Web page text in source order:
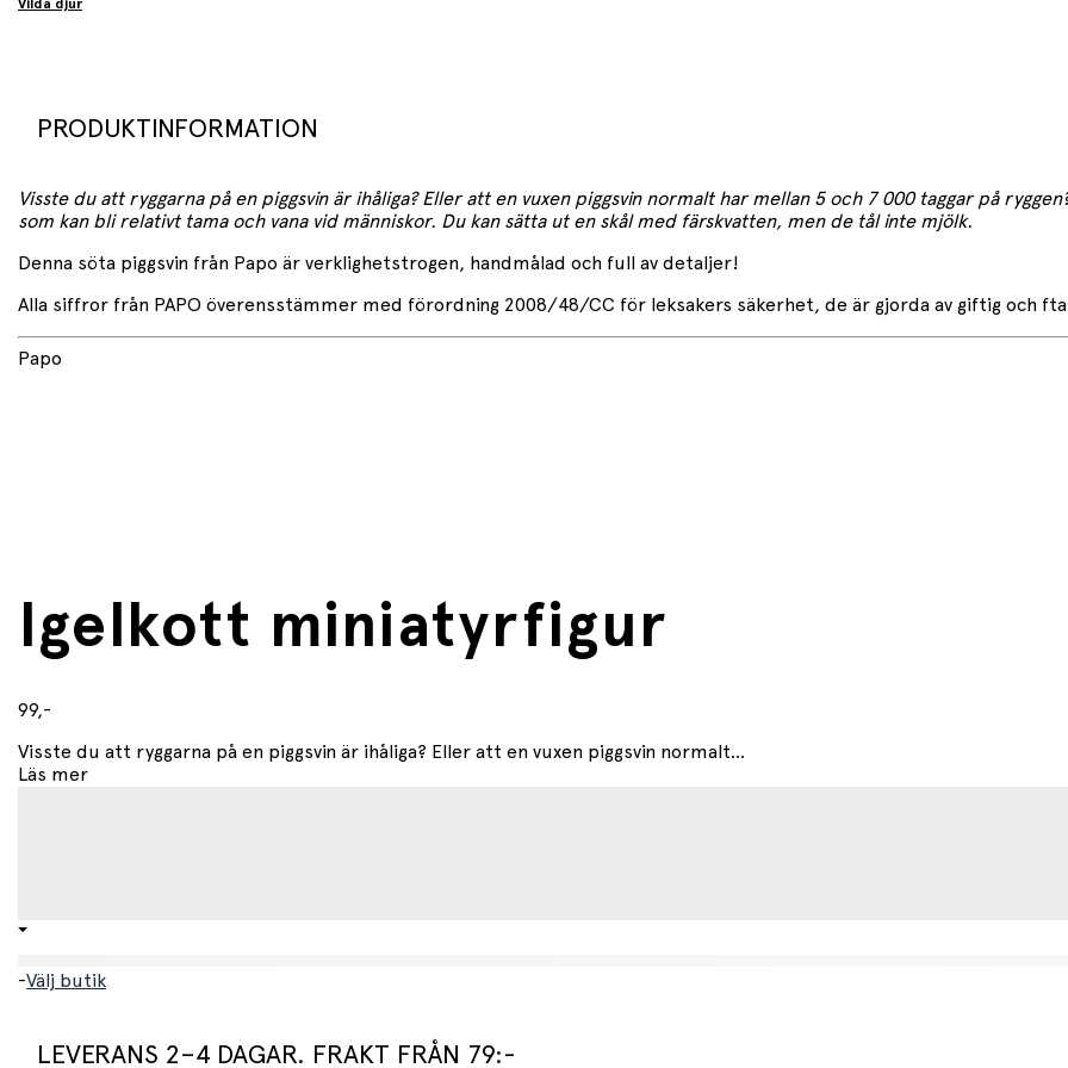
Vilda djur
PRODUKTINFORMATION
Visste du att ryggarna på en piggsvin är ihåliga? Eller att en vuxen piggsvin normalt har mellan 5 och 7 000 taggar på
som kan bli relativt tama och vana vid människor. Du kan sätta ut en skål med färskvatten, men de tål inte mjölk.
Denna söta piggsvin från Papo är verklighetstrogen, handmålad och full av detaljer!
Alla siffror från PAPO överensstämmer med förordning 2008/48/CC för leksakers säkerhet, de är gjorda av giftig och
Papo
Igelkott miniatyrfigur
99,-
Visste du att ryggarna på en piggsvin är ihåliga? Eller att en vuxen piggsvin normalt...
Läs mer
-Välj butik
LEVERANS 2–4 DAGAR. FRAKT FRÅN 79:-